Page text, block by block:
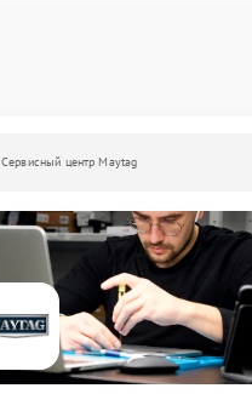
Сервисный центр Maytag